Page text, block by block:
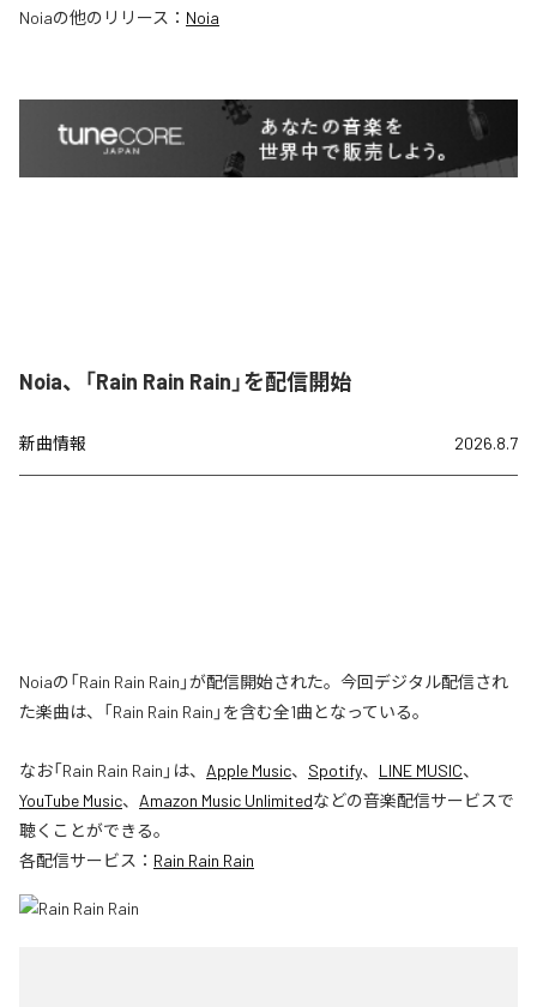
Noiaの他のリリース： Noia
Noia、「Rain Rain Rain」を配信開始
新曲情報 2026.8.7
Noiaの「Rain Rain Rain」が配信開始された。今回デジタル配信され
た楽曲は、「Rain Rain Rain」を含む全1曲となっている。
なお「Rain Rain Rain 」は、 Apple Music、 Spotify、 LINE MUSIC、
YouTube Music、 Amazon Music Unlimitedなどの音楽配信サービスで
聴くことができる。
各配信サービス： Rain Rain Rain